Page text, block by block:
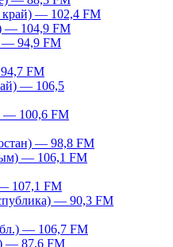
край) — 102,4 FM
— 104,9 FM
— 94,9 FM
FM
— 106,5
— 100,6 FM
— 98,8 FM
— 106,1 FM
107,1 FM
— 90,3 FM
— 106,7 FM
— 87,6 FM